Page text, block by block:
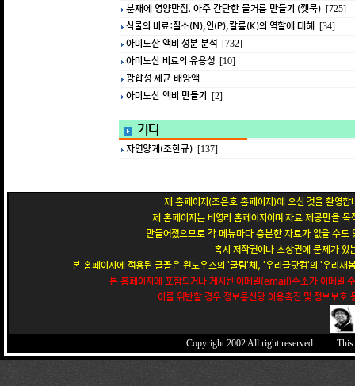
분재에 영양만점. 아주 간단한 물거름 만들기 (깻묵) [725]
식물의 비료:질소(N),인(P),칼륨(K)의 역할에 대해 [34]
아미노산 액비 성분 분석 [732]
아미노산 비료의 유용성 [10]
광합성 세균 배양액
아미노산 액비 만들기 [2]
기타
자연양계(조한규) [137]
제 홈페이지(조은호 홈페이지)에 오신 것을 환영
제 홈페이지는 비영리 홈페이지이며 자료 제공만을
만들어졌으므로 각 메뉴마다 충분한 자료가 없을 수
혹시 저작권이나 초상권에 문제가
본 홈페이지에 적용된 글꼴은 윈도우즈의 '굴림'체, '우리글닷컴'의 '우리
본 홈페이지에 포함되거나 게시된 이메일(email)주소가 이메일
이를 위반할 경우 정보통신망 이용촉진 및 정보보호
Copyright 2002All right reserved This